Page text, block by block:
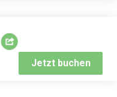
Jetzt buchen